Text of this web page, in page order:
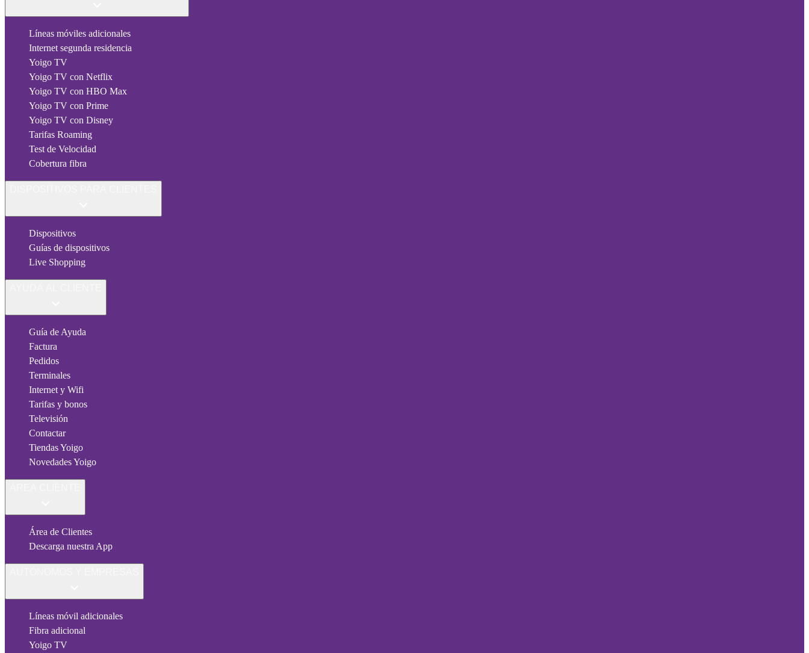
Líneas móviles adicionales
Internet segunda residencia
Yoigo TV
Yoigo TV con Netflix
Yoigo TV con HBO Max
Yoigo TV con Prime
Yoigo TV con Disney
Tarifas Roaming
Test de Velocidad
Cobertura fibra
Dispositivos
Guías de dispositivos
Live Shopping
Guía de Ayuda
Factura
Pedidos
Terminales
Internet y Wifi
Tarifas y bonos
Televisión
Contactar
Tiendas Yoigo
Novedades Yoigo
Área de Clientes
Descarga nuestra App
Líneas móvil adicionales
Fibra adicional
Yoigo TV